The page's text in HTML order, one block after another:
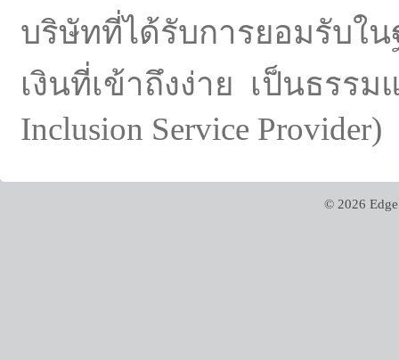
บริษัทที่ได้รับการยอมรับใ
เงินที่เข้าถึงง่าย เป็นธรรม
Inclusion Service Provider)
© 2026